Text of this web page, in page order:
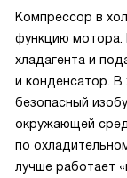
Компрессор в
функцию мотора.
хладагента и
и конденсатор. В
безопасный
окружающей
по
лучше работает